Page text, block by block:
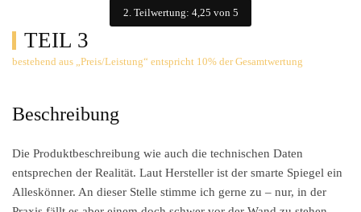
2. Teilwertung: 4,25 von 5
TEIL 3
bestehend aus „Preis/Leistung“ entspricht 10% der Gesamtwertung
Beschreibung
Die Produktbeschreibung wie auch die technischen Daten
entsprechen der Realität. Laut Hersteller ist der smarte Spiegel ein
Alleskönner. An dieser Stelle stimme ich gerne zu – nur, in der